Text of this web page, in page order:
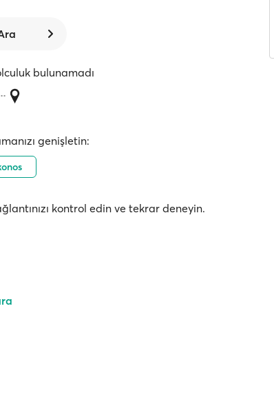
bulunamadı
genişletin:
kontrol edin ve tekrar deneyin.